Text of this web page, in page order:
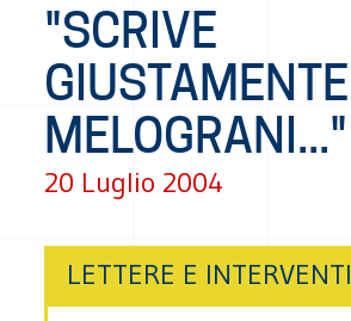
"SCRIVE
GIUSTAMENTE
MELOGRANI..."
20 Luglio 2004
LETTERE E INTERVENTI